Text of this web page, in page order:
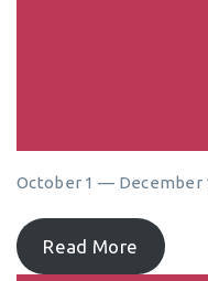
October 1 — December
Read More